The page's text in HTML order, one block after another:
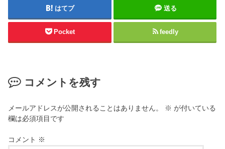
はてブ 送る
Pocket feedly
コメントを残す
メールアドレスが公開されることはありません。 ※ が付いている
欄は必須項目です
コメント ※